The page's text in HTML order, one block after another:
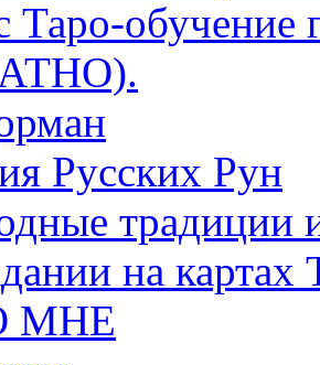
Таро-обучение
Русских Рун
традиции
на картах
МНЕ